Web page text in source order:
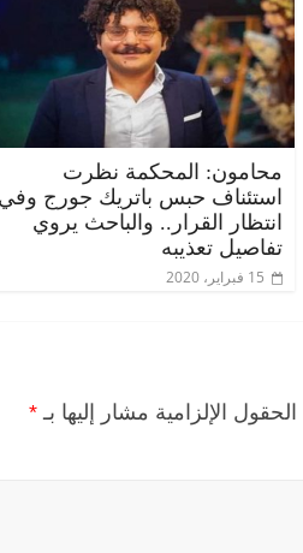
محامون: المحكمة نظرت
استئناف حبس باتريك جورج وفي
انتظار القرار.. والباحث يروي
تفاصيل تعذيبه
15 فبراير، 2020
الحقول الإلزامية مشار إليها بـ *